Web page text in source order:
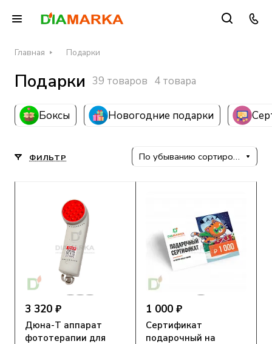
Главная Подарки
Подарки 39 товаров 4 товара
Боксы Новогодние подарки
ФИЛЬТР По убыванию сортировки
3 320 ₽
Дюна-Т аппарат
фототерапии для
1 000 ₽
Сертификат
подарочный на